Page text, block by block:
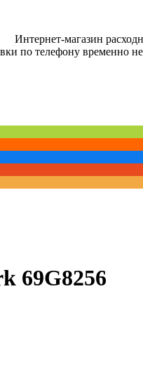
Интернет-магазин
по телефону временно
69G8256